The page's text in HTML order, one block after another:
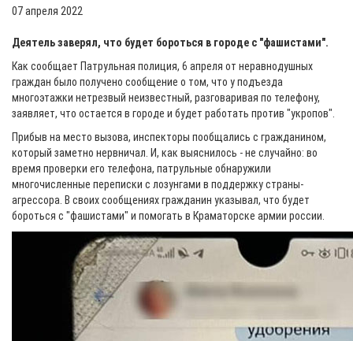
07 апреля 2022
Деятель заверял, что будет бороться в городе с "фашистами".
Как сообщает Патрульная полиция, 6 апреля от неравнодушных
граждан было получено сообщение о том, что у подъезда
многоэтажки нетрезвый неизвестный, разговаривая по телефону,
заявляет, что остается в городе и будет работать против "укропов".
Прибыв на место вызова, инспекторы пообщались с гражданином,
который заметно нервничал. И, как выяснилось - не случайно: во
время проверки его телефона, патрульные обнаружили
многочисленные переписки с лозунгами в поддержку страны-
агрессора. В своих сообщениях гражданин указывал, что будет
бороться с "фашистами" и помогать в Краматорске армии россии.